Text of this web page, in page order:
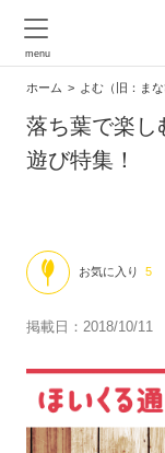
ホーム よむ（旧：まな
落ち葉で楽し
遊び特集！
お気に入り 5
掲載日：2018/10/11